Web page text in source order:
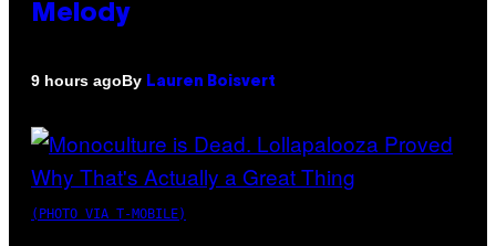
Melody
9 hours agoBy Lauren Boisvert
(PHOTO VIA T-MOBILE)